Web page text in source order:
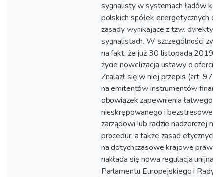
sygnalisty w systemach ładów
polskich spółek energetycznych
zasady wynikające z tzw.
sygnalistach. W szczególności
na fakt, że już 30 listopada 2019
życie nowelizacja ustawy o ofercie
Znalazł się w niej przepis (art.
na emitentów instrumentów
obowiązek zapewnienia łatwego,
nieskrępowanego i
zarządowi lub radzie nadzorczej
procedur, a także zasad
na dotychczasowe krajowe
nakłada się nowa regulacja unijna
Parlamentu Europejskiego i Rady